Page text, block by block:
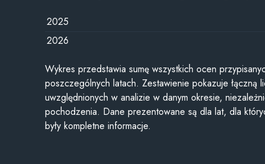
2025
2026
Wykres przedstawia sumę wszystkich ocen
poszczególnych latach. Zestawienie pokazuje łączną
uwzględnionych w analizie w danym okresie,
pochodzenia. Dane prezentowane są dla lat, dla
były kompletne informacje.